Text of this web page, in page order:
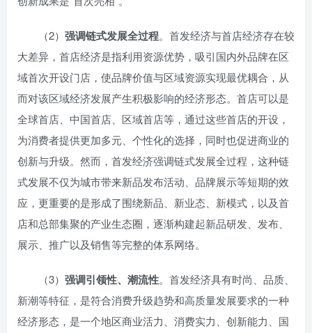
（2） 强调链式发展全过程。首发经济与首店经济存在较
大差异，首店经济是指利用资源优势，吸引国内外品牌在区
域首次开设门店，使品牌价值与区域资源实现最优耦合，从
而对该区域经济发展产生积极影响的经济形态。首店可以是‌
全球首店、‌中国首店、区域首店等，通过这些首店的开设，
为消费者提供更加多元、个性化的选择，同时也促进商业的
创新与升级。然而，首发经济强调链式发展全过程，这种链
式发展不仅为城市带来新品发布活动、品牌展示等短期的效
应，更重要的是形成了围绕新品、新业态、新模式，以及首
店和总部集聚的产业生态圈，逐渐构建起新品研发、发布、
展示、推广以及销售等完整的体系网络。
（3） 强调引领性、潮流性。首发经济具有时尚、品质、
新潮等特征，是符合消费升级趋势和高质量发展要求的一种
经济形态，是一个地区商业活力、消费实力、创新能力、国